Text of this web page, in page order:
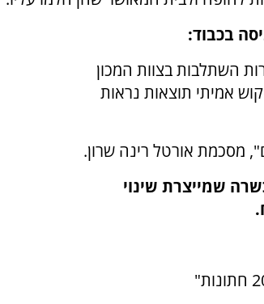
בכבוד:
השתלבות בצוות המכון
אמיתי תוצאות נראות
מסכמת אורטל רינה שרון.
שמייצרת שינוי